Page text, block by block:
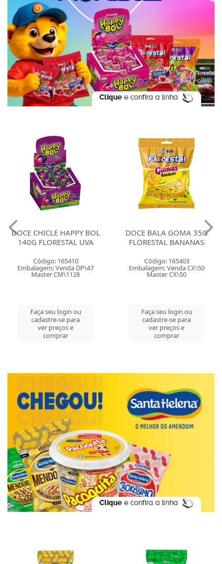
DOCE CHICLE HAPPY BOL
140G FLORESTAL UVA
Código: 165410
Embalagem: Venda DP\47
Master CM\1128
Faça seu login ou
cadastre-se para
ver preços e
comprar
DOCE BALA GOMA 35G
FLORESTAL BANANAS
Código: 165403
Embalagem: Venda CX\50
Master CX\50
Faça seu login ou
cadastre-se para
ver preços e
comprar